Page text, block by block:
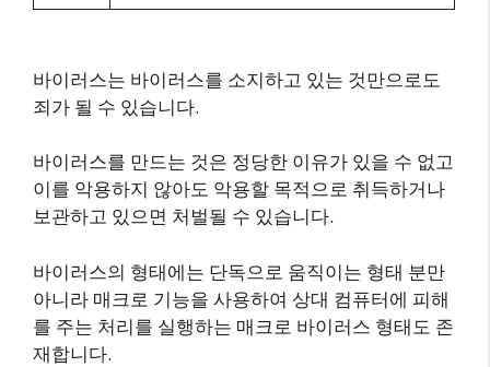
바이러스는 바이러스를 소지하고 있는 것만으로도
죄가 될 수 있습니다.
바이러스를 만드는 것은 정당한 이유가 있을 수 없고
이를 악용하지 않아도 악용할 목적으로 취득하거나
보관하고 있으면 처벌될 수 있습니다.
바이러스의 형태에는 단독으로 움직이는 형태 분만
아니라 매크로 기능을 사용하여 상대 컴퓨터에 피해
를 주는 처리를 실행하는 매크로 바이러스 형태도 존
재합니다.